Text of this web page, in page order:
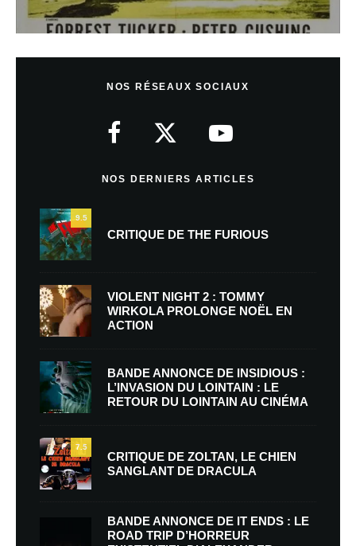
NOS RÉSEAUX SOCIAUX
NOS DERNIERS ARTICLES
9.5
CRITIQUE DE THE FURIOUS
VIOLENT NIGHT 2 : TOMMY
WIRKOLA PROLONGE NOËL EN
ACTION
BANDE ANNONCE DE INSIDIOUS :
L’INVASION DU LOINTAIN : LE
RETOUR DU LOINTAIN AU CINÉMA
7.5
CRITIQUE DE ZOLTAN, LE CHIEN
SANGLANT DE DRACULA
BANDE ANNONCE DE IT ENDS : LE
ROAD TRIP D’HORREUR